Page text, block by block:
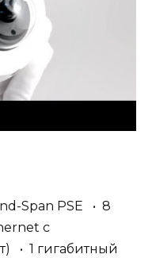
Span PSE • 8
с
• 1 гигабитный